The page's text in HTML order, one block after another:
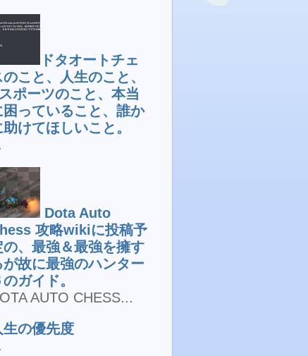
ドタオートチェ
のこと、人生のこと、
ポーツのこと、本当
困っていること、誰か
助けてほしいこと。
Dota Auto
攻略wikiに投稿予
の、最強＆最強を擁す
が故に最強のハンター
のガイド。
AUTO CHESS...
生の優先度